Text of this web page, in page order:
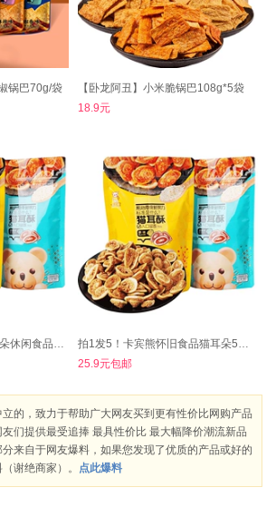
锅巴70g/袋
【卧龙阿丑】小米脆锅巴108g*5袋
18.9元
【拍4发5】卡宾熊猫耳朵休闲食品130g*5袋
拍1发5！卡宾熊怀旧食品猫耳朵5袋*130g
25.9元包邮
的，致力于帮助广大网友买到更有性价比网购产品
们提供最受追捧 最具性价比 最大幅降价潮流新品
来自于网友爆料，如果您发现了优质的产品或好的
谢绝商家）。 点此爆料